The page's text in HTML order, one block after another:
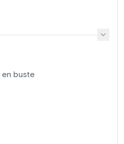
buste